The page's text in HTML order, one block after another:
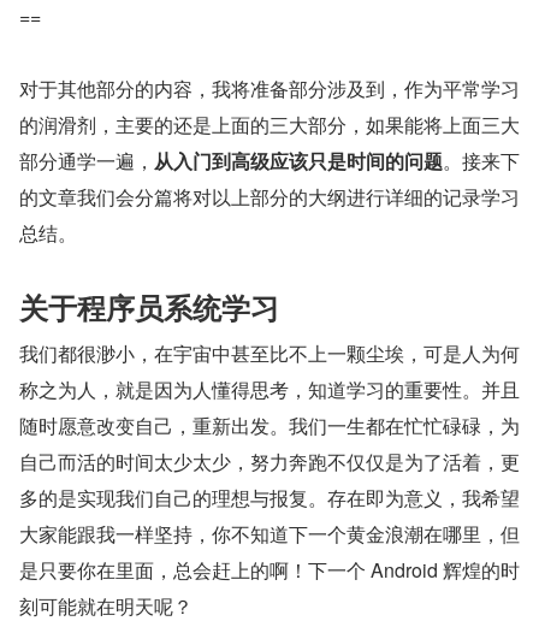
==
对于其他部分的内容，我将准备部分涉及到，作为平常学习
的润滑剂，主要的还是上面的三大部分，如果能将上面三大
部分通学一遍， 从入门到高级应该只是时间的问题。接来下
的文章我们会分篇将对以上部分的大纲进行详细的记录学习
总结。
关于程序员系统学习
我们都很渺小，在宇宙中甚至比不上一颗尘埃，可是人为何
称之为人，就是因为人懂得思考，知道学习的重要性。并且
随时愿意改变自己，重新出发。我们一生都在忙忙碌碌，为
自己而活的时间太少太少，努力奔跑不仅仅是为了活着，更
多的是实现我们自己的理想与报复。存在即为意义，我希望
大家能跟我一样坚持，你不知道下一个黄金浪潮在哪里，但
是只要你在里面，总会赶上的啊！下一个 Android 辉煌的时
刻可能就在明天呢？